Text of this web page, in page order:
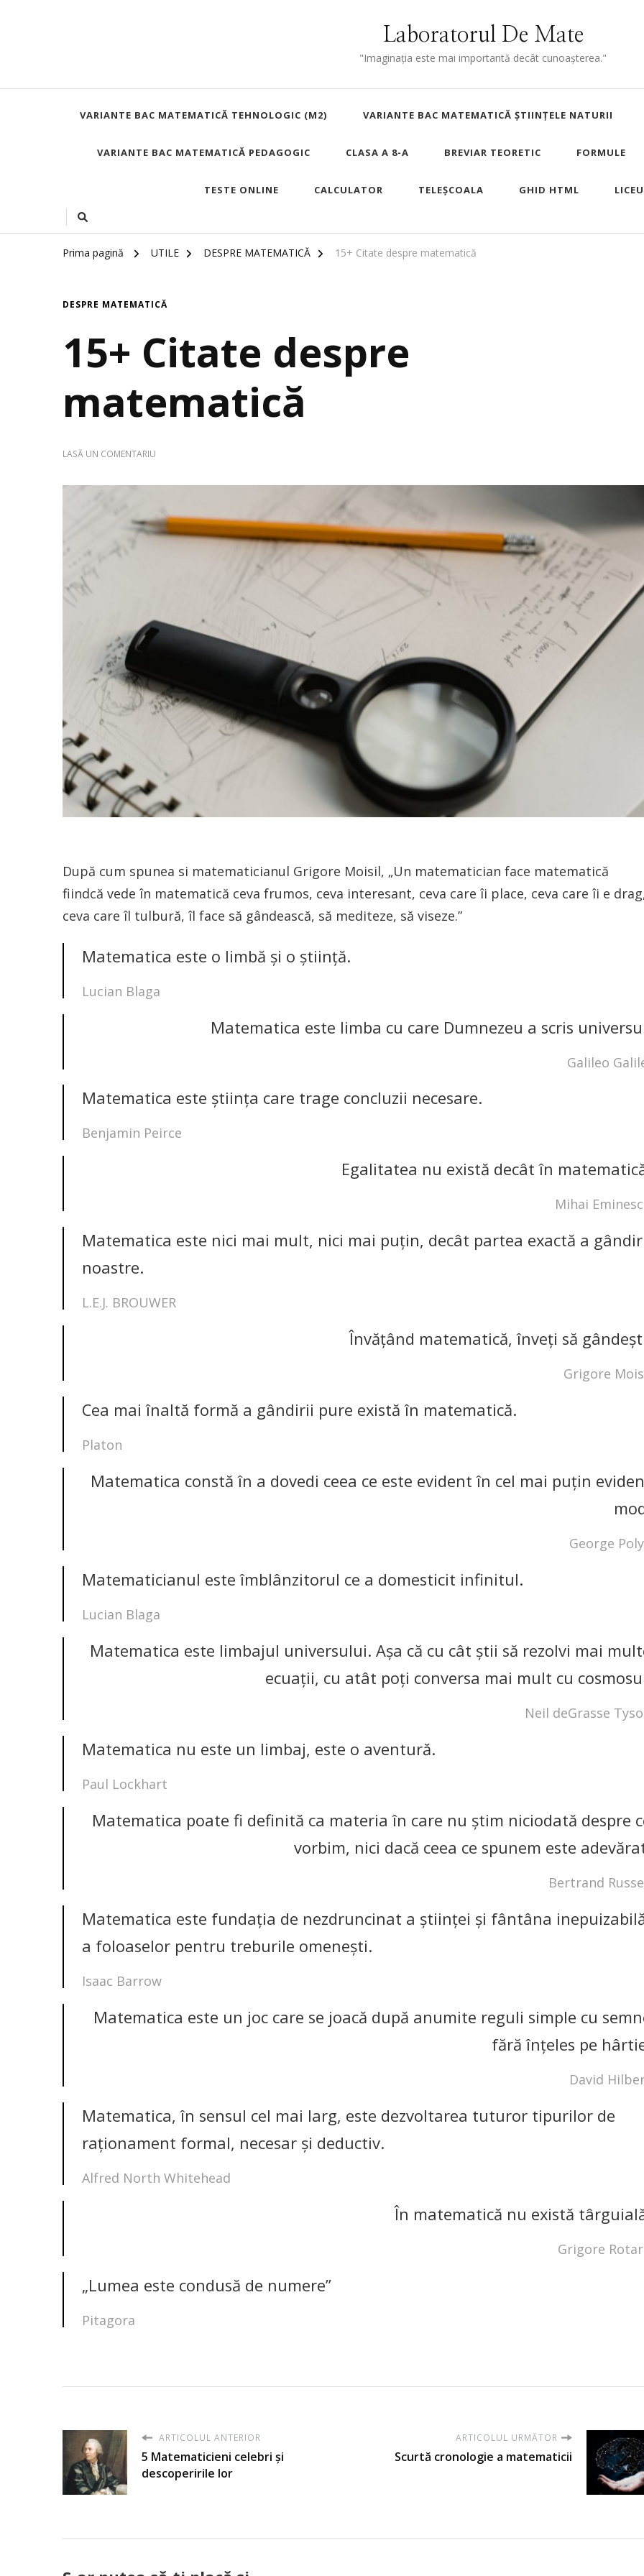
Laboratorul De Mate
"Imaginaţia este mai importantă decât cunoaşterea."
VARIANTE BAC MATEMATICĂ TEHNOLOGIC (M2) VARIANTE BAC MATEMATICĂ ȘTIINȚELE NATURII
VARIANTE BAC MATEMATICĂ PEDAGOGIC CLASA A 8-A BREVIAR TEORETIC FORMULE
TESTE ONLINE CALCULATOR TELEȘCOALA GHID HTML
Prima pagină UTILE DESPRE MATEMATICĂ 15+ Citate despre matematică
DESPRE MATEMATICĂ
15+ Citate despre
matematică
LASĂ UN COMENTARIU
După cum spunea si matematicianul Grigore Moisil, „Un matematician face matematică
fiindcă vede în matematică ceva frumos, ceva interesant, ceva care îi place, ceva care îi e
ceva care îl tulbură, îl face să gândească, să mediteze, să viseze.”
Matematica este o limbă şi o ştiinţă.
Lucian Blaga
Matematica este limba cu care Dumnezeu a scris
Galileo
Matematica este ştiinţa care trage concluzii necesare.
Benjamin Peirce
Egalitatea nu există decât în
Mihai
Matematica este nici mai mult, nici mai puţin, decât partea exactă a
noastre.
L.E.J. BROUWER
Învăţând matematică, înveţi să
Grigore
Cea mai înaltă formă a gândirii pure există în matematică.
Platon
Matematica constă în a dovedi ceea ce este evident în cel mai puţin
George
Matematicianul este îmblânzitorul ce a domesticit infinitul.
Lucian Blaga
Matematica este limbajul universului. Aşa că cu cât ştii să rezolvi mai
ecuaţii, cu atât poţi conversa mai mult cu
Neil deGrasse
Matematica nu este un limbaj, este o aventură.
Paul Lockhart
Matematica poate fi definită ca materia în care nu ştim niciodată despre
vorbim, nici dacă ceea ce spunem este
Bertrand
Matematica este fundaţia de nezdruncinat a ştiinţei şi fântâna
a foloaselor pentru treburile omeneşti.
Isaac Barrow
Matematica este un joc care se joacă după anumite reguli simple cu
fără înţeles pe
David
Matematica, în sensul cel mai larg, este dezvoltarea tuturor tipurilor de
raţionament formal, necesar şi deductiv.
Alfred North Whitehead
În matematică nu există
Grigore
„Lumea este condusă de numere”
Pitagora
ARTICOLUL ANTERIOR
5 Matematicieni celebri și
descoperirile lor
ARTICOLUL URMĂTOR
Scurtă cronologie a matematicii